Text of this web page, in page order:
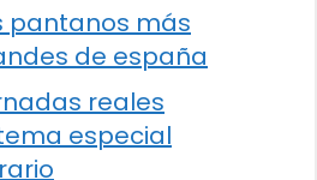
pantanos más
de españa
reales
especial